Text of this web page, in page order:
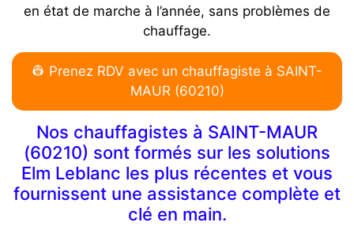
en état de marche à l’année, sans problèmes de
chauffage.
👷 Prenez RDV avec un chauffagiste à SAINT-
MAUR (60210)
Nos chauffagistes à SAINT-MAUR
(60210) sont formés sur les solutions
Elm Leblanc les plus récentes et vous
fournissent une assistance complète et
clé en main.